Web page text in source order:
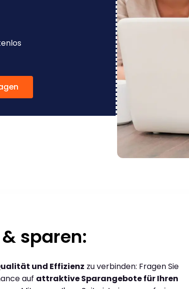
sparen:
und Effizienz zu verbinden: Fragen Sie
auf attraktive Sparangebote für Ihren